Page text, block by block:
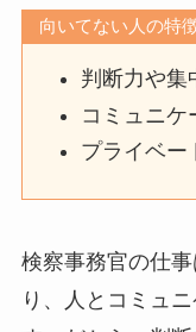
向いてない人の特
判断力や集
コミュニケ
プライベー
検察事務官の仕
り、人とコミュ